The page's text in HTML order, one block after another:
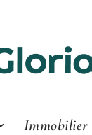
Immobilier